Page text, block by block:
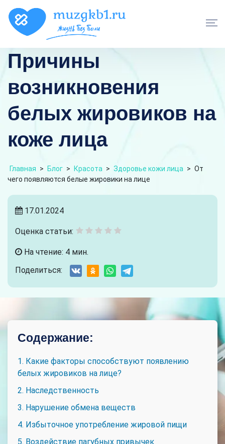
Причины
возникновения
белых жировиков на
коже лица
Главная > Блог > Красота > Здоровье кожи лица > От
чего появляются белые жировики на лице
17.01.2024
Оценка статьи:
На чтение: 4 мин.
Поделиться:
Содержание:
1. Какие факторы способствуют появлению
белых жировиков на лице?
2. Наследственность
3. Нарушение обмена веществ
4. Избыточное употребление жировой пищи
5. Воздействие пагубных привычек